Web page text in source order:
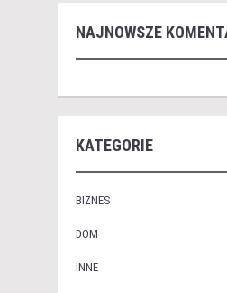
NAJNOWSZE
KATEGORIE
BIZNES
DOM
INNE